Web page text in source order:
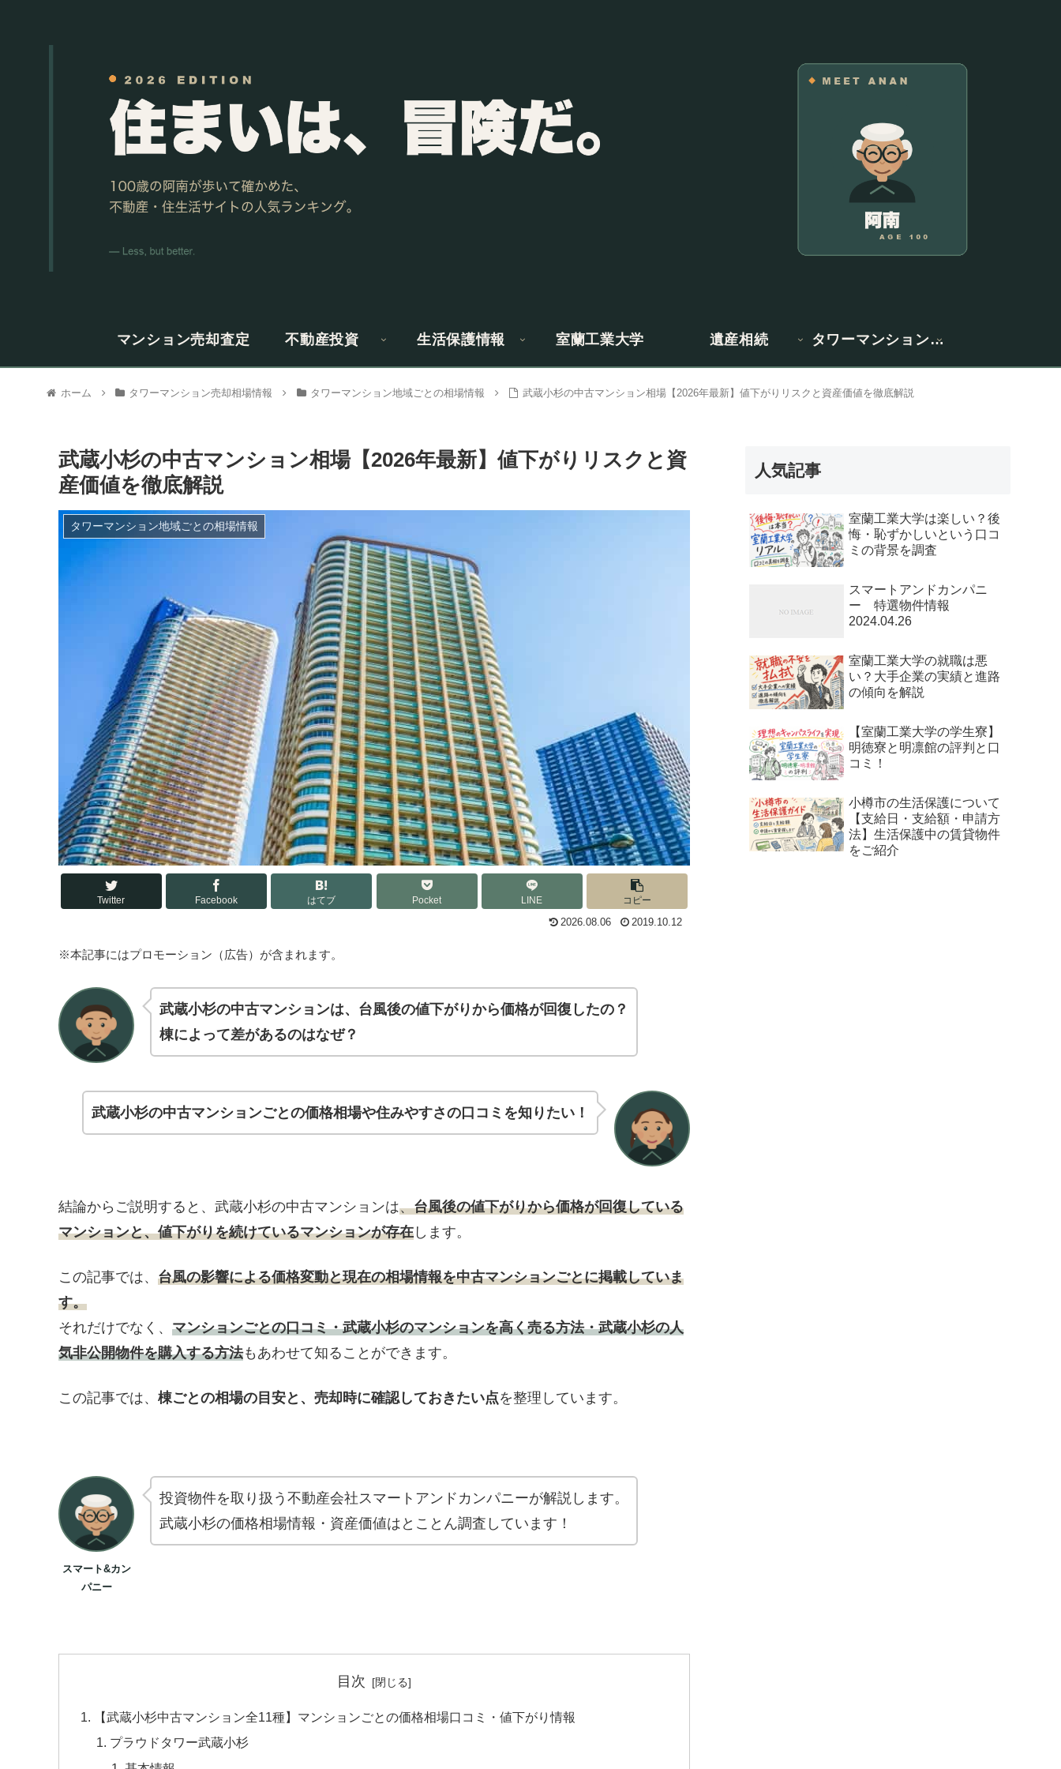
マンション売却査定 不動産投資 生活保護情報 室蘭工業大学 遺産相続 タワーマンション情
報
ホーム タワーマンション売却相場情報 タワーマンション地域ごとの相場情報 武蔵小杉の中古マンション相場【2026年最新】値下がりリスクと資産価値を徹底解説
武蔵小杉の中古マンション相場【2026年最新】値下がりリスクと資
産価値を徹底解説
タワーマンション地域ごとの相場情報
Twitter Facebook はてブ Pocket LINE コピー
2026.08.06 2019.10.12
※本記事にはプロモーション（広告）が含まれます。
武蔵小杉の中古マンションは、台風後の値下がりから価格が回復したの？
棟によって差があるのはなぜ？
武蔵小杉の中古マンションごとの価格相場や住みやすさの口コミを知りたい！
結論からご説明すると、武蔵小杉の中古マンションは、台風後の値下がりから価格が回復している
マンションと、値下がりを続けているマンションが存在 します。
この記事では、 台風の影響による価格変動と現在の相場情報を中古マンションごとに掲載していま
す。
それだけでなく、 マンションごとの口コミ・武蔵小杉のマンションを高く売る方法・武蔵小杉の人
気非公開物件を購入する方法もあわせて知ることができます。
この記事では、 棟ごとの相場の目安と、売却時に確認しておきたい点を整理しています。
スマート&カン
パニー
投資物件を取り扱う不動産会社スマートアンドカンパニーが解説します。
武蔵小杉の価格相場情報・資産価値はとことん調査しています！
目次
【武蔵小杉中古マンション全11種】マンションごとの価格相場口コミ・値下がり情報
プラウドタワー武蔵小杉
人気記事
室蘭工業大学は楽しい？後
悔・恥ずかしいという口コ
ミの背景を調査
スマートアンドカンパニ
ー 特選物件情報
2024.04.26
室蘭工業大学の就職は悪
い？大手企業の実績と進路
の傾向を解説
【室蘭工業大学の学生寮】
明徳寮と明凛館の評判と口
コミ！
小樽市の生活保護について
【支給日・支給額・申請方
法】生活保護中の賃貸物件
をご紹介